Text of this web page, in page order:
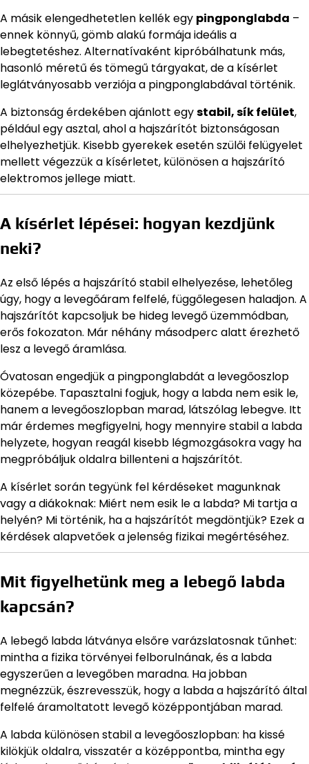
A másik elengedhetetlen kellék egy pingponglabda –
ennek könnyű, gömb alakú formája ideális a
lebegtetéshez. Alternatívaként kipróbálhatunk más,
hasonló méretű és tömegű tárgyakat, de a kísérlet
leglátványosabb verziója a pingponglabdával történik.
A biztonság érdekében ajánlott egystabil, sík felület,
például egy asztal, ahol a hajszárítót biztonságosan
elhelyezhetjük. Kisebb gyerekek esetén szülői felügyelet
mellett végezzük a kísérletet, különösen a hajszárító
elektromos jellege miatt.
A kísérlet lépései: hogyan kezdjünk
neki?
Az első lépés a hajszárító stabil elhelyezése, lehetőleg
úgy, hogy a levegőáram felfelé, függőlegesen haladjon. A
hajszárítót kapcsoljuk be hideg levegő üzemmódban,
erős fokozaton. Már néhány másodperc alatt érezhető
lesz a levegő áramlása.
Óvatosan engedjük a pingponglabdát a levegőoszlop
közepébe. Tapasztalni fogjuk, hogy a labda nem esik le,
hanem a levegőoszlopban marad, látszólag lebegve. Itt
már érdemes megfigyelni, hogy mennyire stabil a labda
helyzete, hogyan reagál kisebb légmozgásokra vagy ha
megpróbáljuk oldalra billenteni a hajszárítót.
A kísérlet során tegyünk fel kérdéseket magunknak
vagy a diákoknak: Miért nem esik le a labda? Mi tartja a
helyén? Mi történik, ha a hajszárítót megdöntjük? Ezek a
kérdések alapvetőek a jelenség fizikai megértéséhez.
Mit figyelhetünk meg a lebegő labda
kapcsán?
A lebegő labda látványa elsőre varázslatosnak tűnhet:
mintha a fizika törvényei felborulnának, és a labda
egyszerűen a levegőben maradna. Ha jobban
megnézzük, észrevesszük, hogy a labda a hajszárító által
felfelé áramoltatott levegő középpontjában marad.
A labda különösen stabil a levegőoszlopban: ha kissé
kilökjük oldalra, visszatér a középpontba, mintha egy